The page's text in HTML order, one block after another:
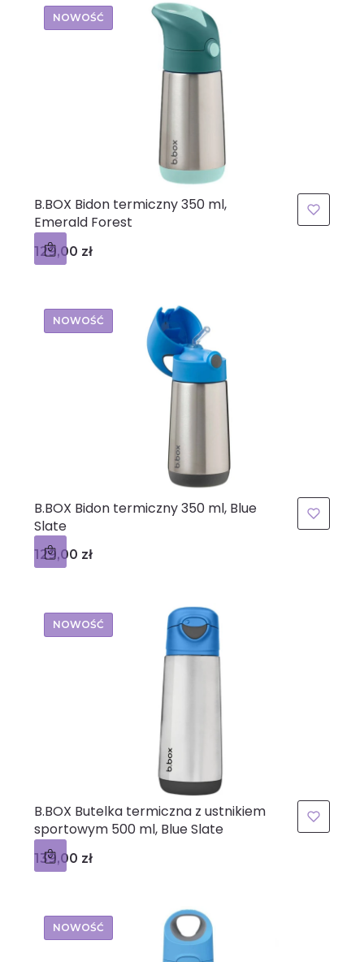
NOWOŚĆ
B.BOX Bidon termiczny 350 ml,
Emerald Forest
Cena
129,00 zł
NOWOŚĆ
B.BOX Bidon termiczny 350 ml, Blue
Slate
Cena
129,00 zł
NOWOŚĆ
B.BOX Butelka termiczna z ustnikiem
sportowym 500 ml, Blue Slate
Cena
139,00 zł
NOWOŚĆ